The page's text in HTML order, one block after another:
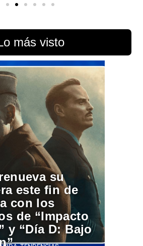
más visto
su
este fin de
con los
de “Impacto
y “Día D: Bajo